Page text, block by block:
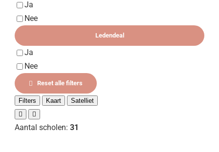
Ja
Nee
Ledendeal
Ja
Nee
Reset alle filters
Filters Kaart Satelliet
Aantal scholen: 31